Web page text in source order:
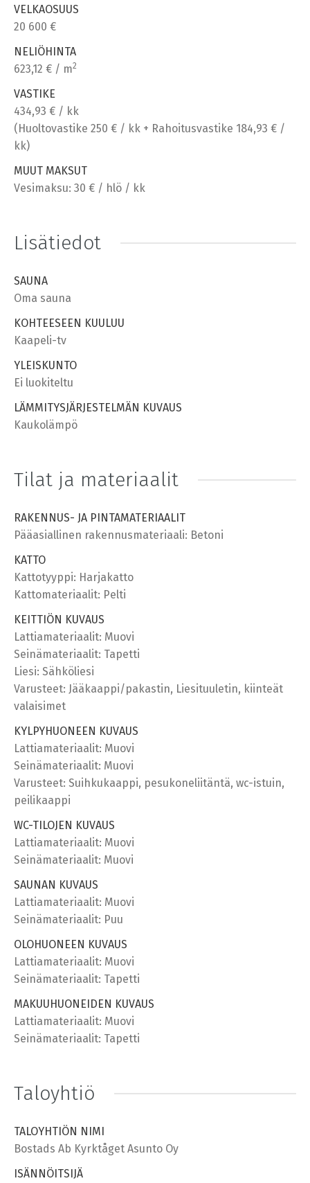
VELKAOSUUS
20 600 €
NELIÖHINTA
623,12 € / m2
VASTIKE
434,93 € / kk
(Huoltovastike 250 € / kk + Rahoitusvastike 184,93 € /
kk)
MUUT MAKSUT
Vesimaksu: 30 € / hlö / kk
Lisätiedot
SAUNA
Oma sauna
KOHTEESEEN KUULUU
Kaapeli-tv
YLEISKUNTO
Ei luokiteltu
LÄMMITYSJÄRJESTELMÄN KUVAUS
Kaukolämpö
Tilat ja materiaalit
RAKENNUS- JA PINTAMATERIAALIT
Pääasiallinen rakennusmateriaali: Betoni
KATTO
Kattotyyppi: Harjakatto
Kattomateriaalit: Pelti
KEITTIÖN KUVAUS
Lattiamateriaalit: Muovi
Seinämateriaalit: Tapetti
Liesi: Sähköliesi
Varusteet: Jääkaappi/pakastin, Liesituuletin, kiinteät
valaisimet
KYLPYHUONEEN KUVAUS
Lattiamateriaalit: Muovi
Seinämateriaalit: Muovi
Varusteet: Suihkukaappi, pesukoneliitäntä, wc-istuin,
peilikaappi
WC-TILOJEN KUVAUS
Lattiamateriaalit: Muovi
Seinämateriaalit: Muovi
SAUNAN KUVAUS
Lattiamateriaalit: Muovi
Seinämateriaalit: Puu
OLOHUONEEN KUVAUS
Lattiamateriaalit: Muovi
Seinämateriaalit: Tapetti
MAKUUHUONEIDEN KUVAUS
Lattiamateriaalit: Muovi
Seinämateriaalit: Tapetti
Taloyhtiö
TALOYHTIÖN NIMI
Bostads Ab Kyrktåget Asunto Oy
ISÄNNÖITSIJÄ